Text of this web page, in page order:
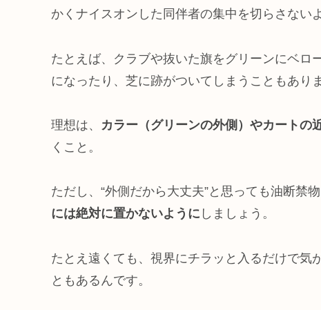
かくナイスオンした同伴者の集中を切らさない
たとえば、クラブや抜いた旗をグリーンにベロ
になったり、芝に跡がついてしまうこともありま
理想は、 カラー（グリーンの外側）やカートの
くこと。
ただし、“外側だから大丈夫”と思っても油断禁物
には絶対に置かないように しましょう。
たとえ遠くても、視界にチラッと入るだけで気
ともあるんです。